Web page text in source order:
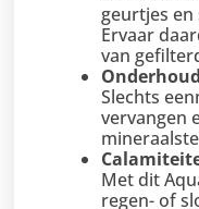
geurtjes
Ervaar
van
Slechts
vervangen
Met dit
regen- of